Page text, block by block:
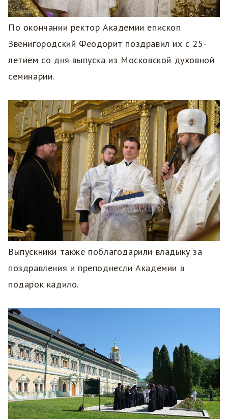
По окончании ректор Академии епископ
Звенигородский Феодорит поздравил их с 25-
летием со дня выпуска из Московской духовной
семинарии.
Выпускники также поблагодарили владыку за
поздравления и преподнесли Академии в
подарок кадило.